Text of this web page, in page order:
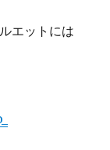
エットには